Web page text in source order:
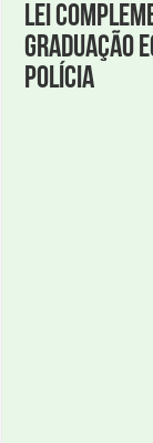
Lei
graduação
polícia